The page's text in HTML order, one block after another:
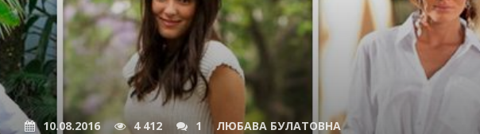
10.08.2016 4 412 1 ЛЮБАВА БУЛАТОВНА